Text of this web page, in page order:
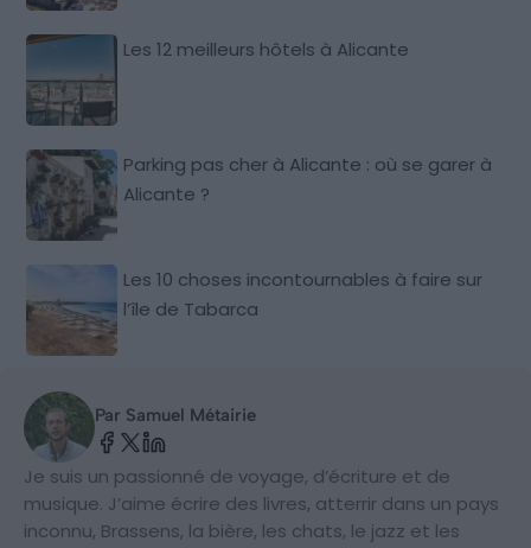
Les 12 meilleurs hôtels à Alicante
Parking pas cher à Alicante : où se garer à
Alicante ?
Les 10 choses incontournables à faire sur
l’île de Tabarca
Par Samuel Métairie
Je suis un passionné de voyage, d’écriture et de
musique. J’aime écrire des livres, atterrir dans un pays
inconnu, Brassens, la bière, les chats, le jazz et les